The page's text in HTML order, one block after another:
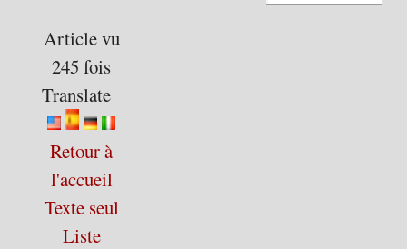
Article vu
245 fois
Translate
Retour à
l'accueil
Texte seul
Liste